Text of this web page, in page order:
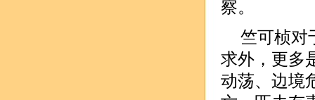
察。
竺可桢对
求外，更多
动荡、边境